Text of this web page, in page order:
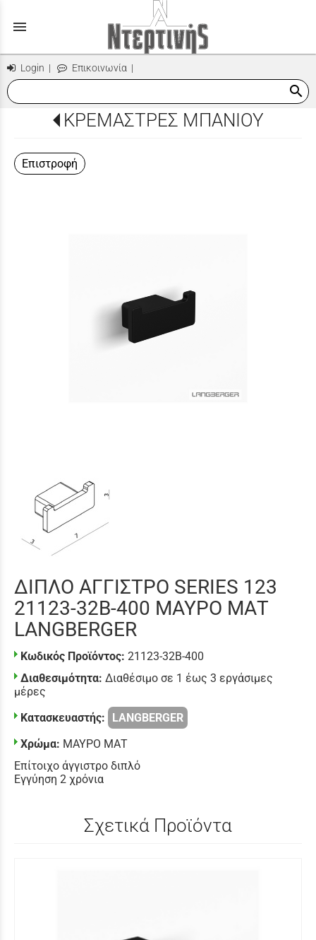
menu
Login | Επικοινωνία |
search
ΚΡΕΜΑΣΤΡΕΣ ΜΠΑΝΙΟΥ
Επιστροφή
ΔΙΠΛΟ ΑΓΓΙΣΤΡΟ SERIES 123
21123-32B-400 ΜΑΥΡΟ ΜΑΤ
LANGBERGER
Κωδικός Προϊόντος: 21123-32B-400
Διαθεσιμότητα: Διαθέσιμο σε 1 έως 3 εργάσιμες
μέρες
Κατασκευαστής:
LANGBERGER
Χρώμα: ΜΑΥΡΟ ΜΑΤ
Επίτοιχο άγγιστρο διπλό
Εγγύηση 2 χρόνια
Σχετικά Προϊόντα